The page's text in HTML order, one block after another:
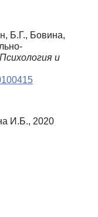
Б.Г., Бовина,
Психология и
И.Б., 2020